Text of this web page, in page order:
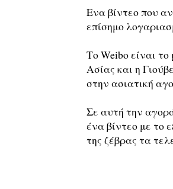
Ενα βίντεο που
επίσημο
Το Weibo είναι
Ασίας και η
στην ασιατική
Σε αυτή την
ένα βίντεο με το
της ζέβρας τα